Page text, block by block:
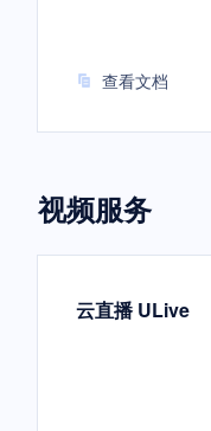
查看文档
视频服务
云直播 ULive